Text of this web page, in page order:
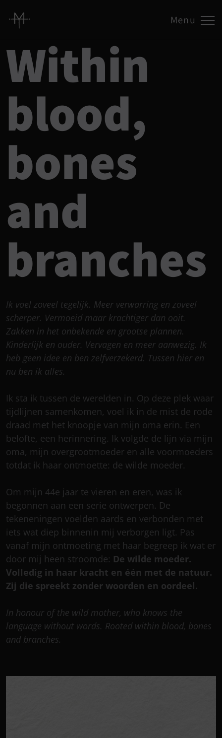
Menu
Within
blood,
bones
and
branches
Ik voel zoveel tegelijk. Meer verwarring en zoveel
scherper. Vermoeid maar krachtiger dan ooit.
Zakken in het onbekende en grootse plannen.
Kinderlijk en ouder. Vervagen en meer aanwezig. Ik
heb geen idee en ben zelfverzekerd. Tussen hier en
nu ben ik alles.
Ik sta ik tussen de werelden in. Op deze plek waar
tijdlijnen samenkomen, voel ik in de mist de rode
draad met het knoopje van mijn oma erin. Een
belofte, een herinnering. Ik volgde de lijn via mijn
oma, mijn overgrootmoeder en alle voormoeders
totdat ik haar ontmoette: de wilde moeder.
Om mijn 44e jaar te vieren en eren, was ik
begonnen aan een serie ontwerpen. De
tekeneningen voelden aards en verbonden met
iets wat diep binnenin mij verborgen ligt. Pas
vanaf mijn ontmoeting met haar begreep ik wat er
door mij heen stroomde: De wilde moeder.
Volledig in haar kracht en één met de natuur.
Zij die spreekt zonder woorden en oordeel.
In honour of the wild mother, who knows the
language without words. Rooted within blood, bones
and branches.